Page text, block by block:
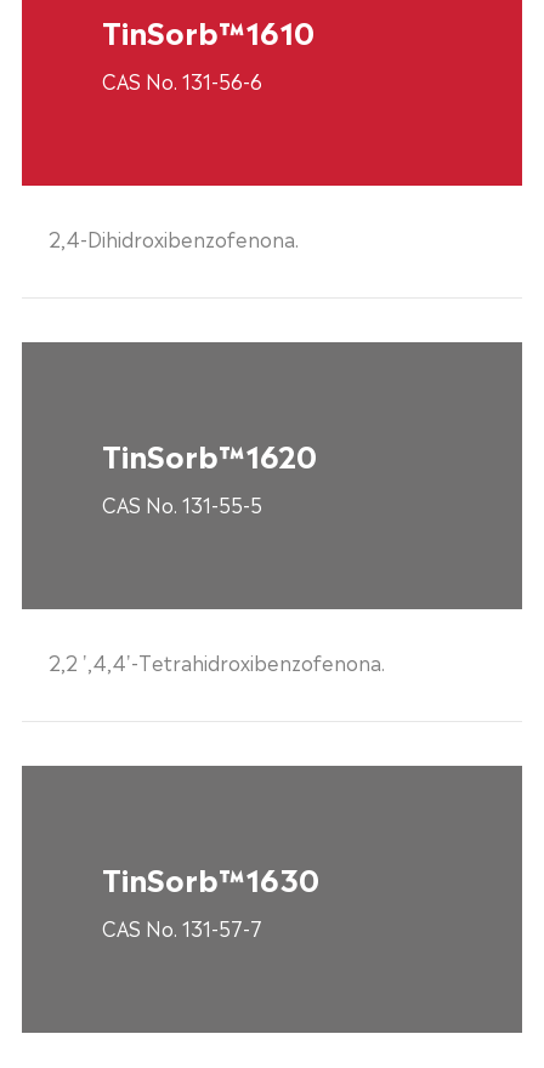
TinSorb™1610
CAS No. 131-56-6
2,4-Dihidroxibenzofenona.
TinSorb™1620
CAS No. 131-55-5
2,2 ',4,4'-Tetrahidroxibenzofenona.
TinSorb™1630
CAS No. 131-57-7